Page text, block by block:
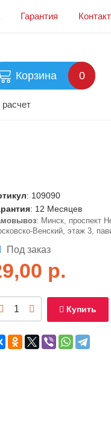
Гарантия
Корзина 0
: 109090
: 12 Месяцев
: Минск, проспект
Венский, этаж 3,
Под заказ
р.
Купить